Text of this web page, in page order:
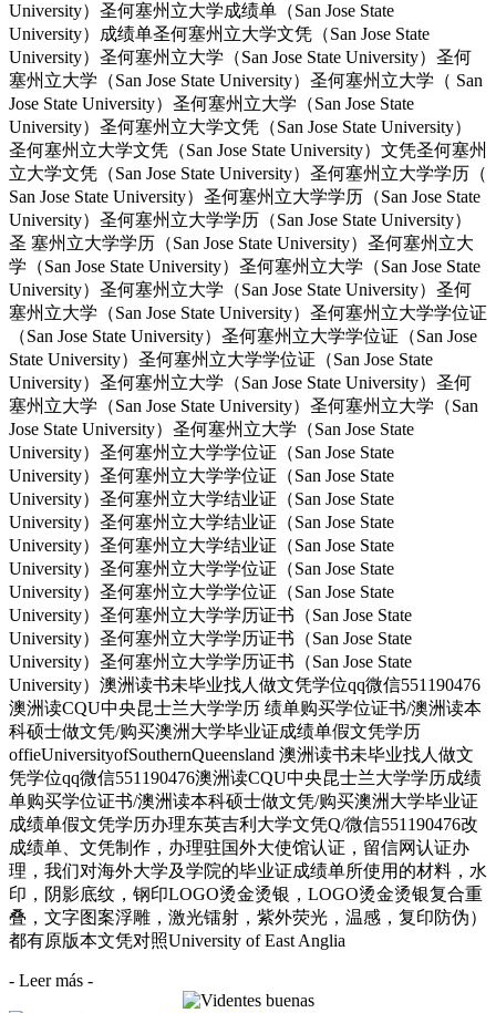
University）圣何塞州立大学成绩单（San Jose State
University）成绩单圣何塞州立大学文凭（San Jose State
University）圣何塞州立大学（San Jose State University）圣何
塞州立大学（San Jose State University）圣何塞州立大学（ San
Jose State University）圣何塞州立大学（San Jose State
University）圣何塞州立大学文凭（San Jose State University）
圣何塞州立大学文凭（San Jose State University）文凭圣何塞州
立大学文凭（San Jose State University）圣何塞州立大学学历（
San Jose State University）圣何塞州立大学学历（San Jose State
University）圣何塞州立大学学历（San Jose State University）
圣 塞州立大学学历（San Jose State University）圣何塞州立大
学（San Jose State University）圣何塞州立大学（San Jose State
University）圣何塞州立大学（San Jose State University）圣何
塞州立大学（San Jose State University）圣何塞州立大学学位证
（San Jose State University）圣何塞州立大学学位证（San Jose
State University）圣何塞州立大学学位证（San Jose State
University）圣何塞州立大学（San Jose State University）圣何
塞州立大学（San Jose State University）圣何塞州立大学（San
Jose State University）圣何塞州立大学（San Jose State
University）圣何塞州立大学学位证（San Jose State
University）圣何塞州立大学学位证（San Jose State
University）圣何塞州立大学结业证（San Jose State
University）圣何塞州立大学结业证（San Jose State
University）圣何塞州立大学结业证（San Jose State
University）圣何塞州立大学学位证（San Jose State
University）圣何塞州立大学学位证（San Jose State
University）圣何塞州立大学学历证书（San Jose State
University）圣何塞州立大学学历证书（San Jose State
University）圣何塞州立大学学历证书（San Jose State
University）澳洲读书未毕业找人做文凭学位qq微信551190476
澳洲读CQU中央昆士兰大学学历 绩单购买学位证书/澳洲读本
科硕士做文凭/购买澳洲大学毕业证成绩单假文凭学历
offieUniversityofSouthernQueensland 澳洲读书未毕业找人做文
凭学位qq微信551190476澳洲读CQU中央昆士兰大学学历成绩
单购买学位证书/澳洲读本科硕士做文凭/购买澳洲大学毕业证
成绩单假文凭学历办理东英吉利大学文凭Q/微信551190476改
成绩单、文凭制作，办理驻国外大使馆认证，留信网认证办
理，我们对海外大学及学院的毕业证成绩单所使用的材料，水
印，阴影底纹，钢印LOGO烫金烫银，LOGO烫金烫银复合重
叠，文字图案浮雕，激光镭射，紫外荧光，温感，复印防伪）
都有原版本文凭对照University of East Anglia
- Leer más -